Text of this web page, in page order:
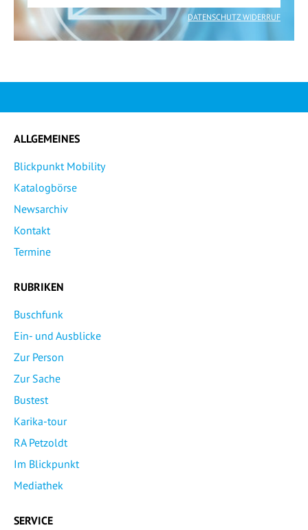
DATENSCHUTZ WIDERRUF
ALLGEMEINES
Blickpunkt Mobility
Katalogbörse
Newsarchiv
Kontakt
Termine
RUBRIKEN
Buschfunk
Ein- und Ausblicke
Zur Person
Zur Sache
Bustest
Karika-tour
RA Petzoldt
Im Blickpunkt
Mediathek
SERVICE